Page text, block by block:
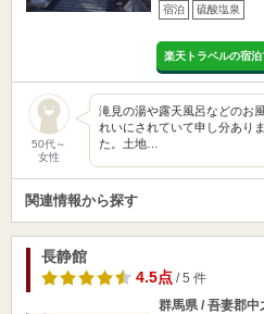
宿泊 硫酸塩泉
楽天トラベルの宿
50代～
女性
滝見の湯や露天風呂などのお
れいにされていて申し分あり
た。土地…
関連情報から探す
長静館
4.5点/ 5 件
群馬県 / 吾妻郡中